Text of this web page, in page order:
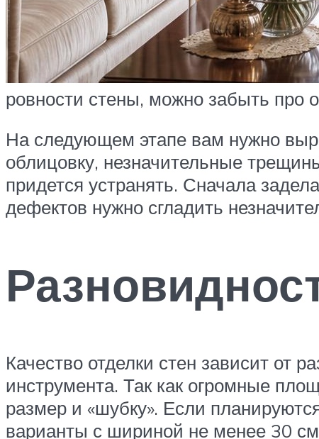
ровности стены, можно забыть про
На следующем этапе вам нужно
облицовку, незначительные
придется устранять. Сначала
дефектов нужно сгладить
Качество отделки стен зависит от
инструмента. Так как огромные
размер и «шубку». Если
варианты с шириной не менее 30